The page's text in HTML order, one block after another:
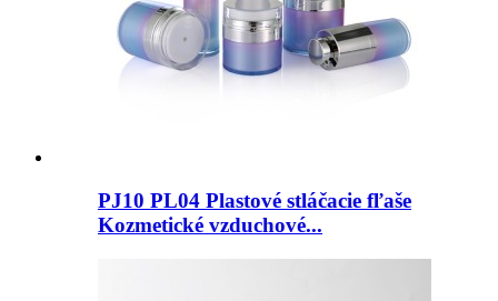
PJ10 PL04 ​​Plastové stláčacie fľaše
Kozmetické vzduchové...